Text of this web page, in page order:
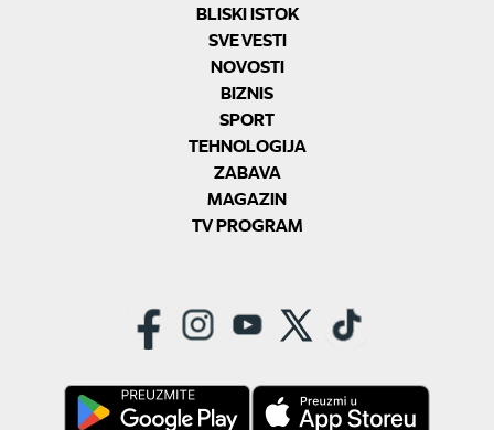
BLISKI ISTOK
SVE VESTI
NOVOSTI
BIZNIS
SPORT
TEHNOLOGIJA
ZABAVA
MAGAZIN
TV PROGRAM